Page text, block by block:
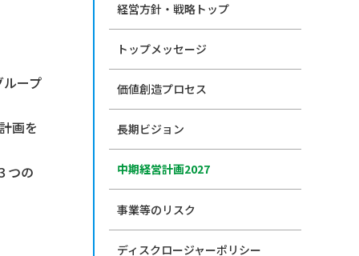
ープ
画を
つの
経営方針・戦略トップ
トップメッセージ
価値創造プロセス
長期ビジョン
中期経営計画2027
事業等のリスク
ディスクロージャーポリシー